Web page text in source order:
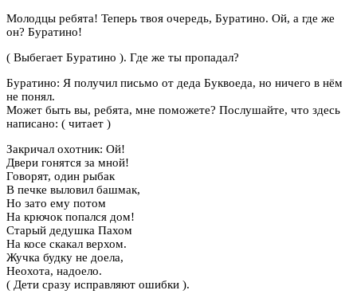
Молодцы ребята! Теперь твоя очередь, Буратино. Ой, а где же
он? Буратино!
( Выбегает Буратино ). Где же ты пропадал?
Буратино: Я получил письмо от деда Буквоеда, но ничего в нём
не понял.
Может быть вы, ребята, мне поможете? Послушайте, что здесь
написано: ( читает )
Закричал охотник: Ой!
Двери гонятся за мной!
Говорят, один рыбак
В печке выловил башмак,
Но зато ему потом
На крючок попался дом!
Старый дедушка Пахом
На косе скакал верхом.
Жучка будку не доела,
Неохота, надоело.
( Дети сразу исправляют ошибки ).